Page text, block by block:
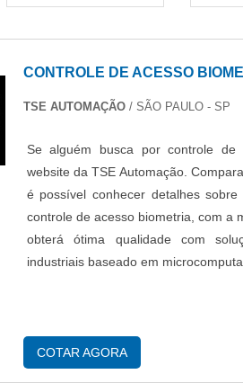
CONTROLE DE ACESSO
TSE AUTOMAÇÃO / SÃO PAULO - SP
Se alguém busca por controle de
website da TSE Automação.
é possível conhecer detalhes
controle de acesso biometria, com a
obterá ótima qualidade com
industriais baseado em
COTAR AGORA